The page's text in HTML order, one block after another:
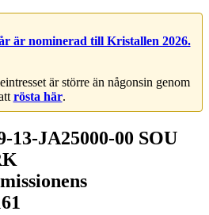
är nominerad till Kristallen 2026.
är större än någonsin genom
rösta här.
13-JA25000-00 SOU